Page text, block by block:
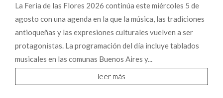
La Feria de las Flores 2026 continúa este miércoles 5 de
agosto con una agenda en la que la música, las tradiciones
antioqueñas y las expresiones culturales vuelven a ser
protagonistas. La programación del día incluye tablados
musicales en las comunas Buenos Aires y...
leer más